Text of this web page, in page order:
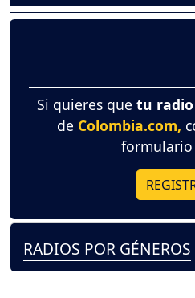
Si quieres que tu radio
de Colombia.com,
RADIOS POR GÉNEROS